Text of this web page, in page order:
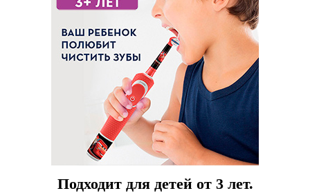
Подходит для детей от 3 лет.